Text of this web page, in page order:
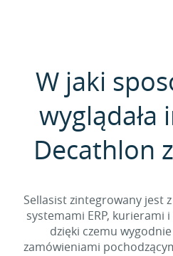
W jaki
wyglądała
Decathlon
Sellasist zintegrowany jest
systemami ERP, kurierami
dzięki czemu
zamówieniami